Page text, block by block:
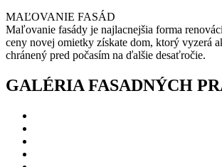
MAĽOVANIE FASÁD
Maľovanie fasády je najlacnejšia forma
ceny novej omietky získate dom, ktorý vyzerá
chránený pred počasím na ďalšie desaťročie.
GALÉRIA FASADNÝCH